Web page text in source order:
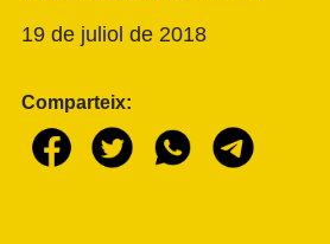
19 de juliol de 2018
Comparteix: